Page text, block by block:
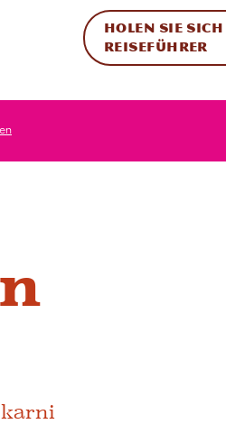
HOLEN SIE SICH
REISEFÜHRER